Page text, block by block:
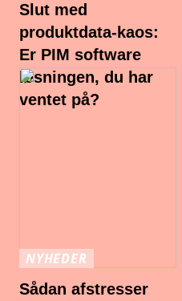
Slut med
produktdata-kaos:
Er PIM software
løsningen, du har
ventet på?
NYHEDER
Sådan afstresser